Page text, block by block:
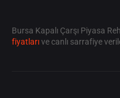
Bursa Kapalı Çarşı Piyasa
fiyatlarıve canlı sarrafiye